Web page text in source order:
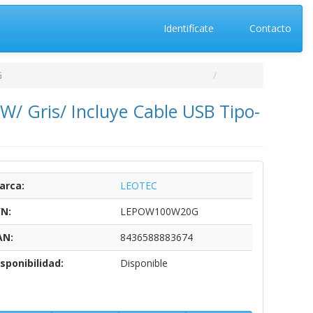
Identifícate Contacto
Gris/ Incluye Cable USB Tipo-
LEOTEC
LEPOW100W20G
8436588883674
Disponible